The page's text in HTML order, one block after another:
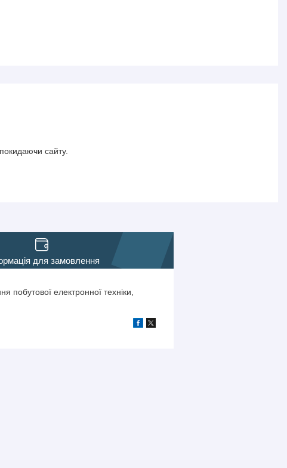
сайту.
для замовлення
побутової електронної техніки,